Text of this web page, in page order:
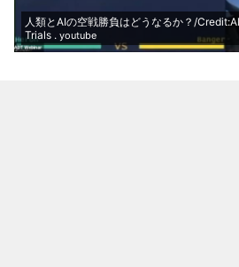
人類とAIの空戦勝負はどうなるか？/
Trials . youtube